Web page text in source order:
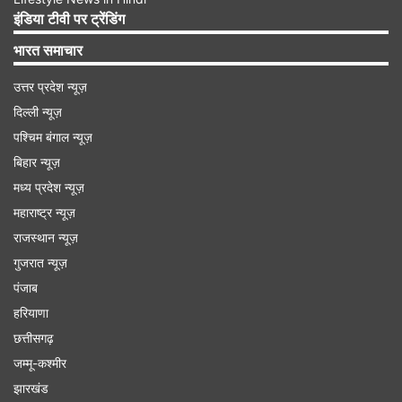
एक वकील के तौर पर दिखाया गया है। 'करुप्पु' का निर्देशन
RJ बालाजी ने किया है और इसकी कहानी अश्विन रविचंद्रन,
राहुल राज, TS गोपी कृष्णन और करण अरविंद कुमार के
लिखे स्क्रीनप्ले पर बेस्ड है। इसे 'ड्रीम वॉरियर पिक्चर्स' ने
प्रोड्यूस किया है। सूर्या और तृषा कृष्णन के अलावा फिल्म में
स्वसिका, इंद्रन्स, योगी बाबू, शिवदा, नट्टी सुब्रमण्यम और
सुप्रीत रेड्डी भी नजर आए हैं।
इंडिया टीवी पर ट्रेंडिंग
भारत समाचार
उत्तर प्रदेश न्यूज़
दिल्ली न्यूज़
पश्चिम बंगाल न्यूज़
बिहार न्यूज़
मध्य प्रदेश न्यूज़
महाराष्ट्र न्यूज़
राजस्थान न्यूज़
गुजरात न्यूज़
पंजाब
हरियाणा
छत्तीसगढ़
जम्मू-कश्मीर
झारखंड